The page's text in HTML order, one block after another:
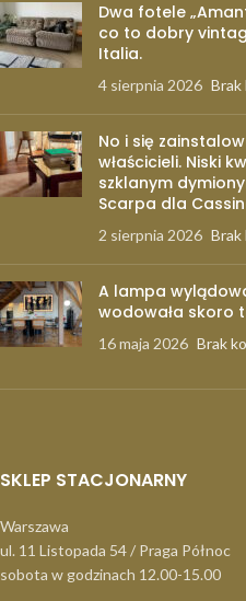
Dwa fotele
co to dobry
Italia.
4 sierpnia 2026 Brak
No i się
właścicieli. Niski
szklanym
Scarpa dla
2 sierpnia 2026 Brak
A lampa
wodowała skoro
16 maja 2026 Brak
SKLEP STACJONARNY
Warszawa
ul. 11 Listopada 54 / Praga Północ
sobota w godzinach 12.00-15.00